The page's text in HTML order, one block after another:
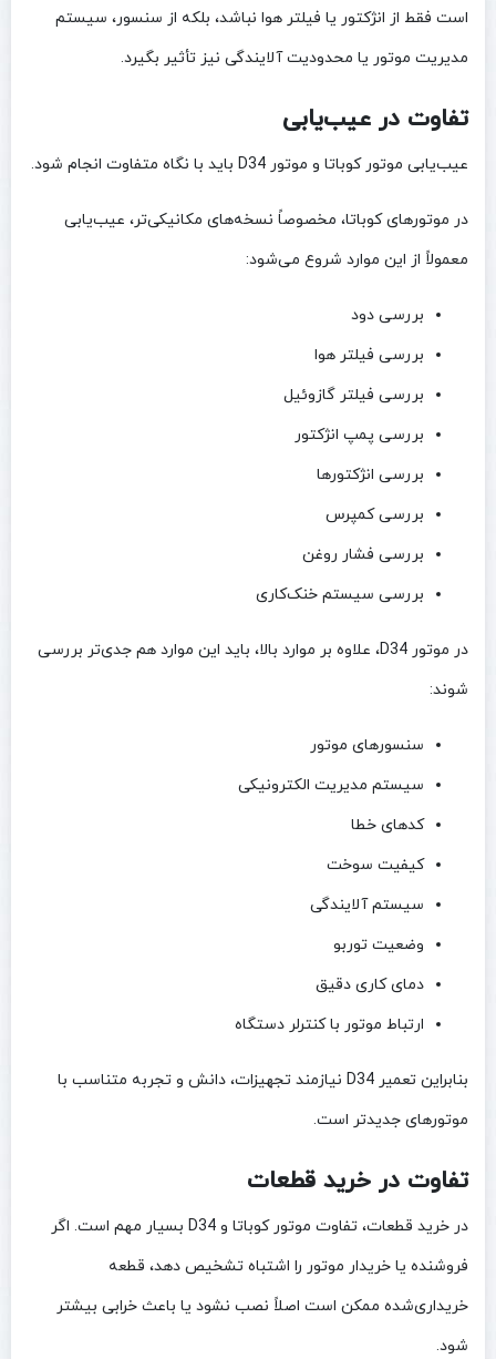
است فقط از انژکتور یا فیلتر هوا نباشد، بلکه از سنسور، سیستم
مدیریت موتور یا محدودیت آلایندگی نیز تأثیر بگیرد.
تفاوت در عیب‌یابی
عیب‌یابی موتور کوباتا و موتور D34 باید با نگاه متفاوت انجام شود.
در موتورهای کوباتا، مخصوصاً نسخه‌های مکانیکی‌تر، عیب‌یابی
معمولاً از این موارد شروع می‌شود:
بررسی دود
بررسی فیلتر هوا
بررسی فیلتر گازوئیل
بررسی پمپ انژکتور
بررسی انژکتورها
بررسی کمپرس
بررسی فشار روغن
بررسی سیستم خنک‌کاری
در موتور D34، علاوه بر موارد بالا، باید این موارد هم جدی‌تر بررسی
شوند:
سنسورهای موتور
سیستم مدیریت الکترونیکی
کدهای خطا
کیفیت سوخت
سیستم آلایندگی
وضعیت توربو
دمای کاری دقیق
ارتباط موتور با کنترلر دستگاه
بنابراین تعمیر D34 نیازمند تجهیزات، دانش و تجربه متناسب با
موتورهای جدیدتر است.
تفاوت در خرید قطعات
در خرید قطعات، تفاوت موتور کوباتا و D34 بسیار مهم است. اگر
فروشنده یا خریدار موتور را اشتباه تشخیص دهد، قطعه
خریداری‌شده ممکن است اصلاً نصب نشود یا باعث خرابی بیشتر
شود.